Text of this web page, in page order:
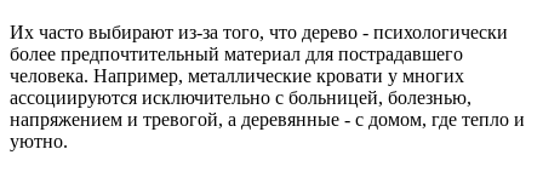
Их часто выбирают из-за того, что дерево - психологически
более предпочтительный материал для пострадавшего
человека. Например, металлические кровати у многих
ассоциируются исключительно с больницей, болезнью,
напряжением и тревогой, а деревянные - с домом, где тепло и
уютно.